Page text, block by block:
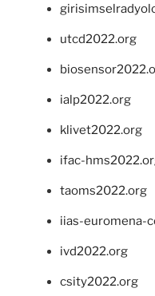
utcd2022.org
ialp2022.org
klivet2022.org
ifac-
taoms2022.org
iias-euromena-
ivd2022.org
csity2022.org